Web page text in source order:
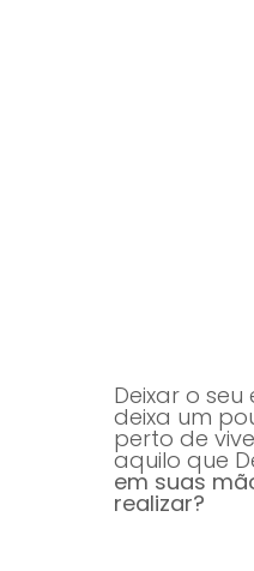
Deixar o
deixa um
perto de
aquilo que
em suas
realizar?